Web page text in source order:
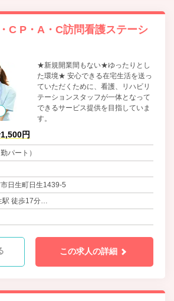
C P・A・C訪問看護ステーシ
★新規開業間もない★ゆったりとし
た環境★ 安心できる在宅生活を送っ
ていただくために、看護、リハビリ
テーションスタッフが一体となって
できるサービス提供を目指していま
す。
円
パート）
日生町日生1439-5
駅 徒歩17分
バス 日生線 川西 徒歩1分
この求人の詳細